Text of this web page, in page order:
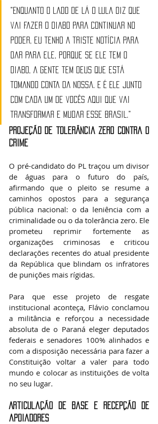
"Enquanto o lado de lá o Lula diz que
vai fazer o diabo para continuar no
poder, eu tenho a triste notícia para
dar para ele, porque se ele tem o
diabo, a gente tem Deus que está
tomando conta da nossa. E é Ele junto
com cada um de vocês aqui que vai
transformar e mudar esse Brasil."
Projeção de tolerância zero contra o
crime
O pré-candidato do PL traçou um divisor
de águas para o futuro do país,
afirmando que o pleito se resume a
caminhos opostos para a segurança
pública nacional: o da leniência com a
criminalidade ou o da tolerância zero. Ele
prometeu reprimir fortemente as
organizações criminosas e criticou
declarações recentes do atual presidente
da República que blindam os infratores
de punições mais rígidas.
Para que esse projeto de resgate
institucional aconteça, Flávio conclamou
a militância e reforçou a necessidade
absoluta de o Paraná eleger deputados
federais e senadores 100% alinhados e
com a disposição necessária para fazer a
Constituição voltar a valer para todo
mundo e colocar as instituições de volta
no seu lugar.
Articulação de base e recepção de
apoiadores